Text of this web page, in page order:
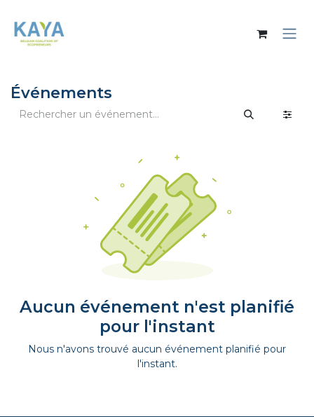
Événements
Aucun événement n'est planifié
pour l'instant
Nous n'avons trouvé aucun événement planifié pour
l'instant.